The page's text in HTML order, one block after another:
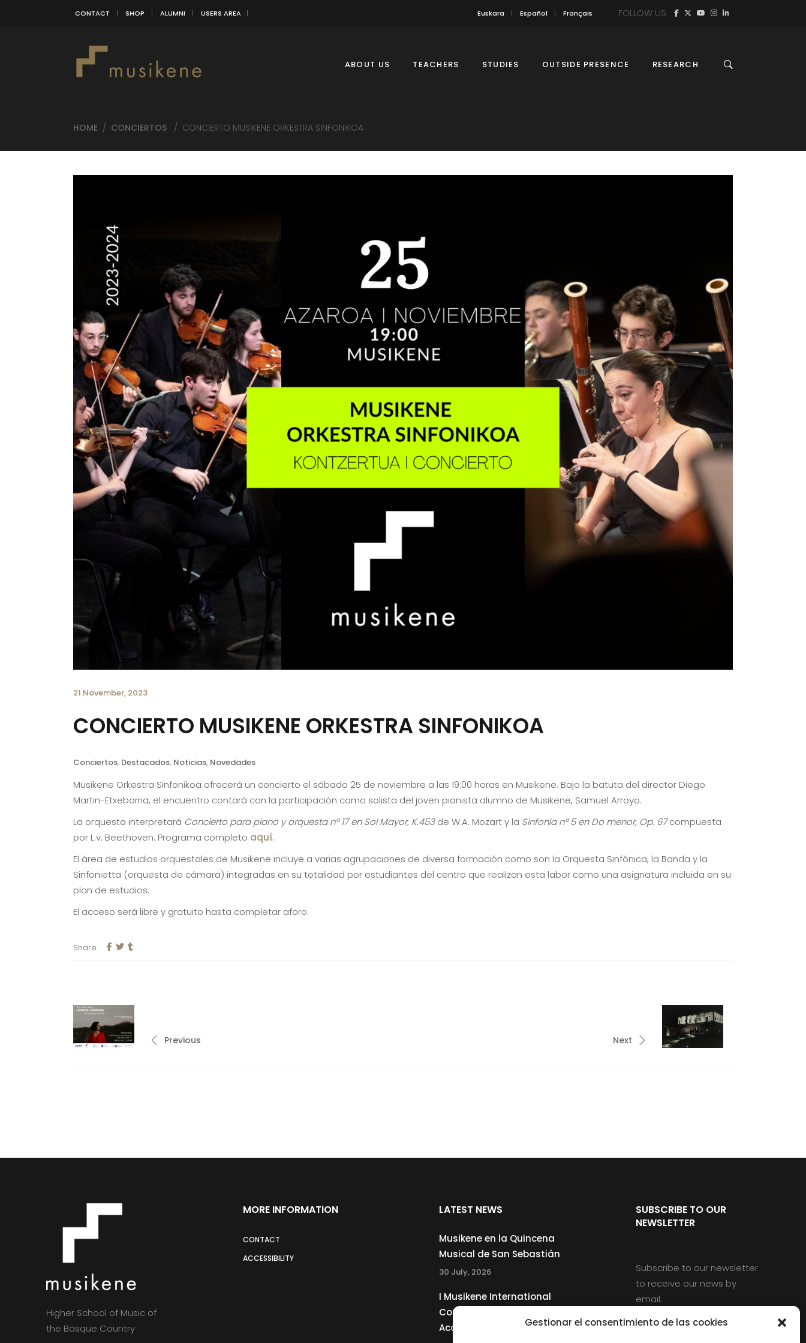
Gestionar el consentimiento de las cookies
CONTACT SHOP ALUMNI USERS AREA Euskara Español Français FOLLOW US
ABOUT US TEACHERS STUDIES OUTSIDE PRESENCE RESEARCH
HOME / CONCIERTOS / CONCIERTO MUSIKENE ORKESTRA SINFONIKOA
21 November, 2023
CONCIERTO MUSIKENE ORKESTRA SINFONIKOA
Conciertos, Destacados, Noticias, Novedades
Musikene Orkestra Sinfonikoa ofrecerá un concierto el sábado 25 de noviembre a las 19:00 horas en Musikene. Bajo la batuta del director Diego
Martin-Etxebarria, el encuentro contará con la participación como solista del joven pianista alumno de Musikene, Samuel Arroyo.
La orquesta interpretará Concierto para piano y orquesta nº 17 en Sol Mayor, K.453de W.A. Mozart y la Sinfonía nº 5 en Do menor, Op. 67compuesta
por L.v. Beethoven. Programa completo aquí.
El área de estudios orquestales de Musikene incluye a varias agrupaciones de diversa formación como son la Orquesta Sinfónica, la Banda y la
Sinfonietta (orquesta de cámara) integradas en su totalidad por estudiantes del centro que realizan esta labor como una asignatura incluida en su
plan de estudios.
El acceso será libre y gratuito hasta completar aforo.
Share
Previous Next
Higher School of Music of
the Basque Country
MORE INFORMATION
CONTACT
ACCESSIBILITY
LATEST NEWS
Musikene en la Quincena
Musical de San Sebastián
30 July, 2026
I Musikene International
Competition for Young
Accordionists
SUBSCRIBE TO OUR
NEWSLETTER
Subscribe to our newsletter
to receive our news by
email.